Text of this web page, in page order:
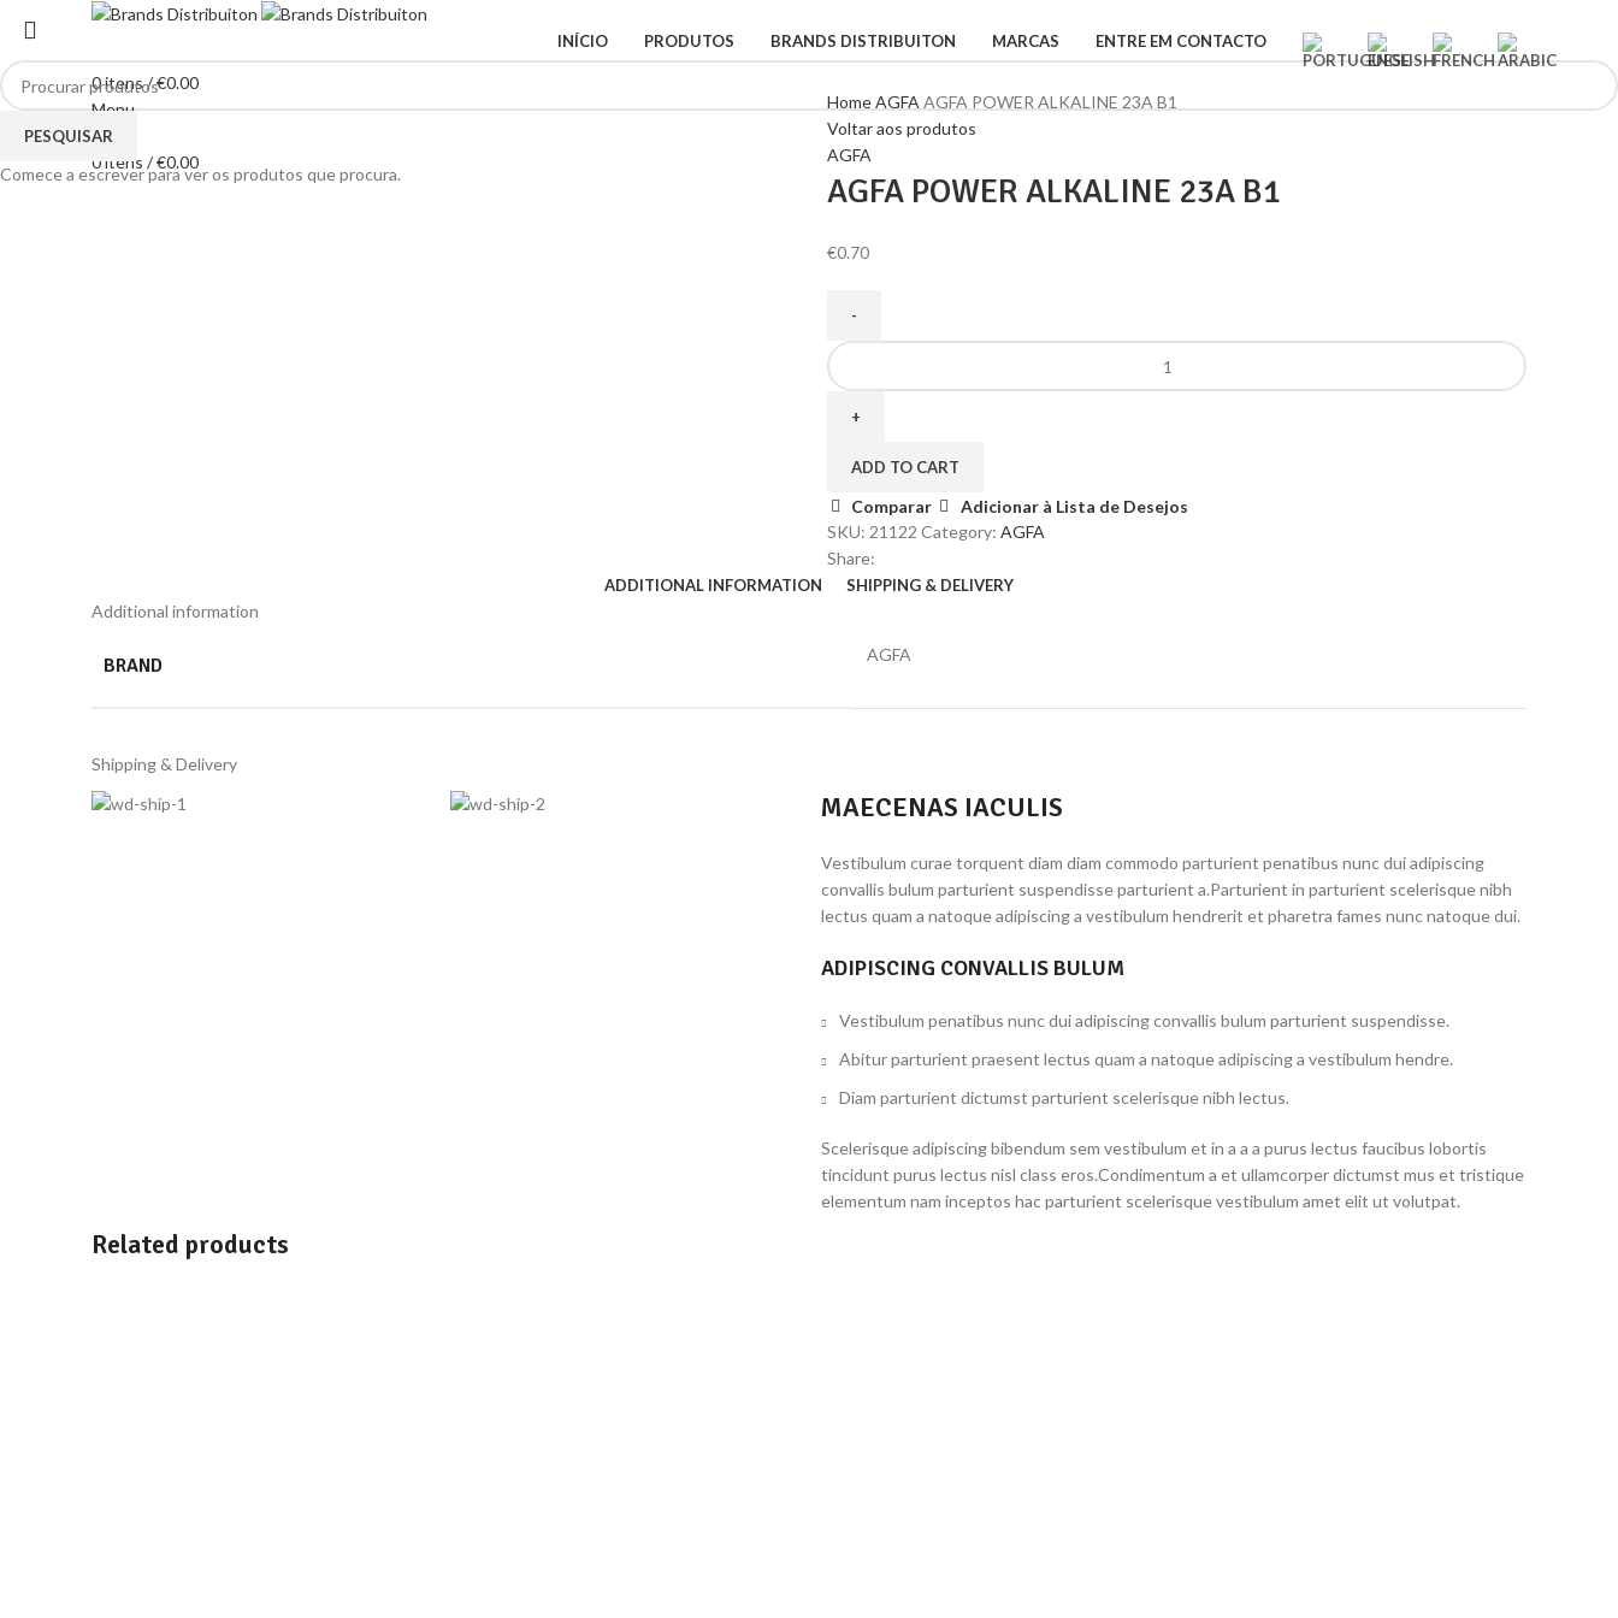
INÍCIO PRODUTOS BRANDS DISTRIBUITON MARCAS ENTRE EM CONTACTO
0itens/€0.00
Menu
0itens /€0.00
HomeAGFA AGFA POWER ALKALINE 23A B1
Voltar aos produtos
AGFA
AGFA POWER ALKALINE 23A B1
€0.70
ADD TO CART
Comparar
Adicionar à Lista de Desejos
SKU: 21122 Category: AGFA
Share:
ADDITIONAL INFORMATION SHIPPING & DELIVERY
Additional information
BRAND AGFA
Shipping & Delivery
MAECENAS IACULIS
Vestibulum curae torquent diam diam commodo parturient penatibus nunc dui adipiscing
convallis bulum parturient suspendisse parturient a.Parturient in parturient scelerisque nibh
lectus quam a natoque adipiscing a vestibulum hendrerit et pharetra fames nunc natoque dui.
ADIPISCING CONVALLIS BULUM
Vestibulum penatibus nunc dui adipiscing convallis bulum parturient suspendisse.
Abitur parturient praesent lectus quam a natoque adipiscing a vestibulum hendre.
Diam parturient dictumst parturient scelerisque nibh lectus.
Scelerisque adipiscing bibendum sem vestibulum et in a a a purus lectus faucibus lobortis
tincidunt purus lectus nisl class eros.Condimentum a et ullamcorper dictumst mus et tristique
elementum nam inceptos hac parturient scelerisque vestibulum amet elit ut volutpat.
Related products
PESQUISAR
Comece a escrever para ver os produtos que procura.